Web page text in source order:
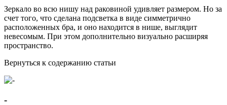
Зеркало во всю нишу над раковиной удивляет размером. Но за
счет того, что сделана подсветка в виде симметрично
расположенных бра, и оно находится в нише, выглядит
невесомым. При этом дополнительно визуально расширяя
пространство.
Вернуться к содержанию статьи
-